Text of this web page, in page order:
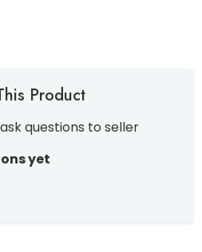
Product
questions to seller
yet